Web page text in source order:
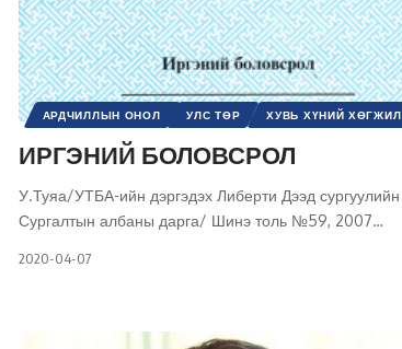
АРДЧИЛЛЫН ОНОЛ УЛС ТӨР
ХУВЬ ХҮНИЙ ХӨГЖИЛ
ШИНЭ ТОЛЬ СЭТГҮҮЛ
ИРГЭНИЙ БОЛОВСРОЛ
У.Туяа/УТБА-ийн дэргэдэх Либерти Дээд сургуулийн
Сургалтын албаны дарга/ Шинэ толь №59, 2007…
2020-04-07